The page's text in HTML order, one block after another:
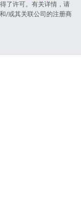
了许可。有关详情，请
/或其关联公司的注册商